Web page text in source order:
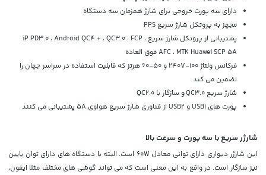
دارای سه پورت خروجی برای شارژ همزمان سه دستگاه
مجهز به پروتکل شارژ سریع PPS
پشتیبانی از پروتکل شارژ سریع iP PD3.0 ، Android QC4 + ، QC3.0 ، FCP ،
AFC ، MTK Huawei SCP 5A فوق العاده
فرکانس ولتاژ 100-240V و 50-60 هرتز که قابلیت استفاده در سراسر جهان را
تضمین می کند
شارژ سریع QC3.0 و سازگار با QC2.0
پورت های USB1 و USB2 از فناوری شارژ سریع هواوی 5A پشتیبانی می کنند
شارژر سریع با سه پورت و سرعت بالا
این شارژر دیواری دارای توانی معادل 60W است. البته با دستگاه های دارای توان پایین
نیز سازگار است. در واقع به این معنی است که می تواند گوشی های مختلف مثلا ایفون،